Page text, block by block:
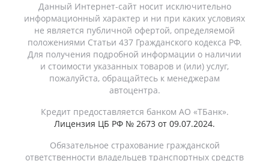
Данный Интернет-сайт носит исключительно
информационный характер и ни при каких условиях
не является публичной офертой, определяемой
положениями Статьи 437 Гражданского кодекса РФ.
Для получения подробной информации о наличии
и стоимости указанных товаров и (или) услуг,
пожалуйста, обращайтесь к менеджерам
автоцентра.
Кредит предоставляется банком АО «ТБанк».
Лицензия ЦБ РФ № 2673 от 09.07.2024.
Обязательное страхование гражданской
ответственности владельцев транспортных средств